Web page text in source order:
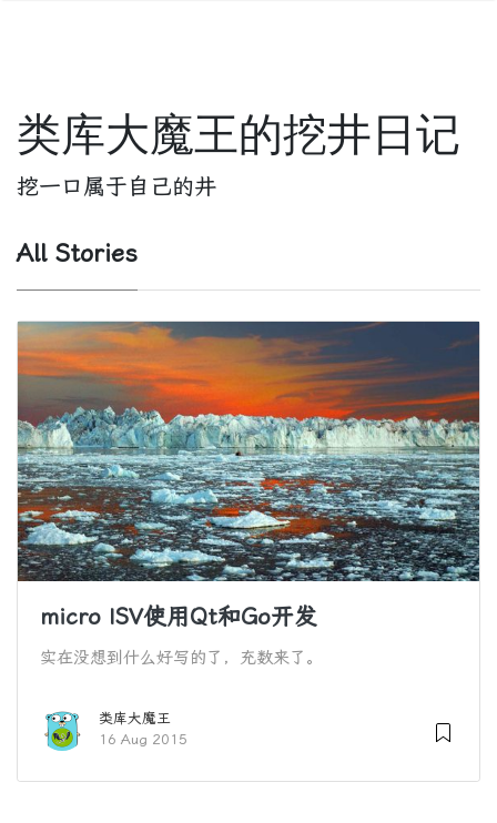
类库大魔王的挖井日记
挖一口属于自己的井
All Stories
micro ISV使用Qt和Go开发
实在没想到什么好写的了，充数来了。
类库大魔王
16 Aug 2015